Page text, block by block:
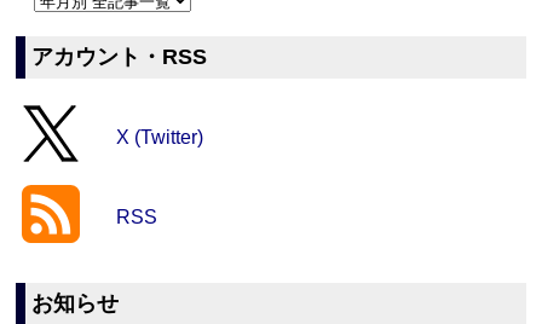
アカウント・RSS
X (Twitter)
RSS
お知らせ